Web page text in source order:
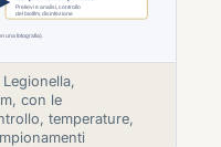
con le
temperature,